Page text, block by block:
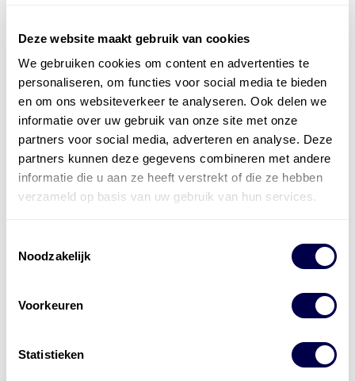
Deze website maakt gebruik van cookies
We gebruiken cookies om content en advertenties te
personaliseren, om functies voor social media te bieden
en om ons websiteverkeer te analyseren. Ook delen we
informatie over uw gebruik van onze site met onze
partners voor social media, adverteren en analyse. Deze
partners kunnen deze gegevens combineren met andere
informatie die u aan ze heeft verstrekt of die ze hebben
verzameld op basis van uw gebruik van hun services.
Noodzakelijk
Voorkeuren
Statistieken
Officieel distributeur met Mobil Smeermiddelen
voor alle sectoren
Welke olie heb ik nodig
Alle producten bekijken
ReferentiesKwikfit,Roba ,de Groot